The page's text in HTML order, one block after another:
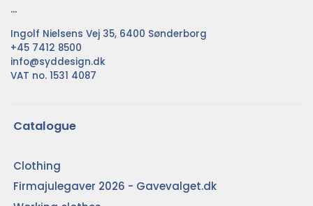
...
Ingolf Nielsens Vej 35, 6400 Sønderborg
+45 7412 8500
info@syddesign.dk
VAT no. 1531 4087
Catalogue
Clothing
Firmajulegaver 2026 - Gavevalget.dk